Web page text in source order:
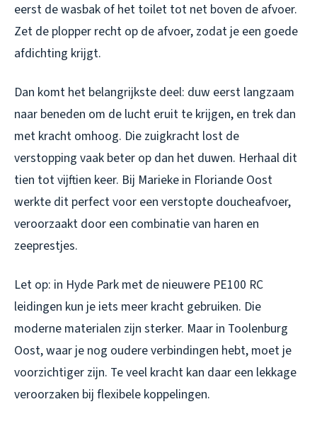
eerst de wasbak of het toilet tot net boven de afvoer.
Zet de plopper recht op de afvoer, zodat je een goede
afdichting krijgt.
Dan komt het belangrijkste deel: duw eerst langzaam
naar beneden om de lucht eruit te krijgen, en trek dan
met kracht omhoog. Die zuigkracht lost de
verstopping vaak beter op dan het duwen. Herhaal dit
tien tot vijftien keer. Bij Marieke in Floriande Oost
werkte dit perfect voor een verstopte doucheafvoer,
veroorzaakt door een combinatie van haren en
zeeprestjes.
Let op: in Hyde Park met de nieuwere PE100 RC
leidingen kun je iets meer kracht gebruiken. Die
moderne materialen zijn sterker. Maar in Toolenburg
Oost, waar je nog oudere verbindingen hebt, moet je
voorzichtiger zijn. Te veel kracht kan daar een lekkage
veroorzaken bij flexibele koppelingen.